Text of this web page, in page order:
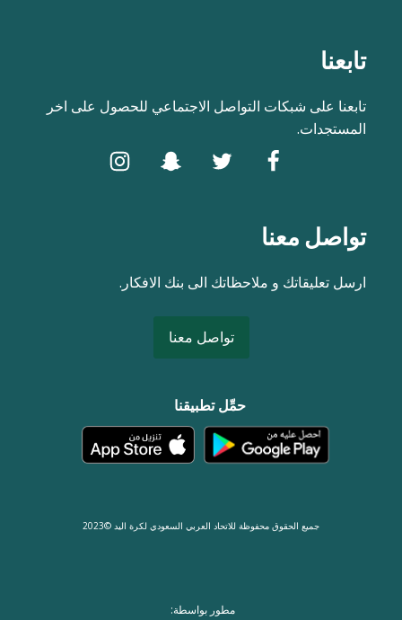
تابعنا
تابعنا على شبكات التواصل الاجتماعي للحصول على اخر
المستجدات.
تواصل معنا
ارسل تعليقاتك و ملاحظاتك الى بنك الافكار.
تواصل معنا
حمِّل تطبيقنا
جميع الحقوق محفوظة للاتحاد العربي السعودي لكرة اليد ©2023
مطور بواسطة: